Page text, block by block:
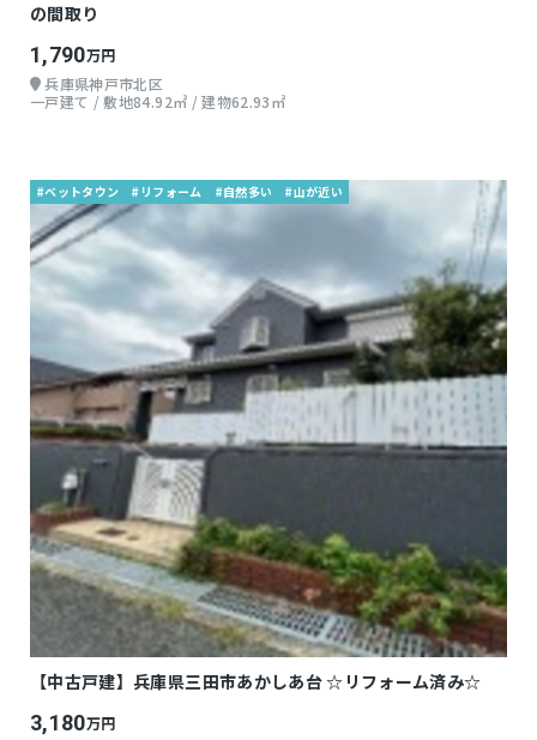
の間取り
1,790万円
兵庫県神戸市北区
一戸建て / 敷地84.92㎡ / 建物62.93㎡
#ベットタウン #リフォーム #自然多い #山が近い
【中古戸建】兵庫県三田市あかしあ台 ☆リフォーム済み☆
3,180万円